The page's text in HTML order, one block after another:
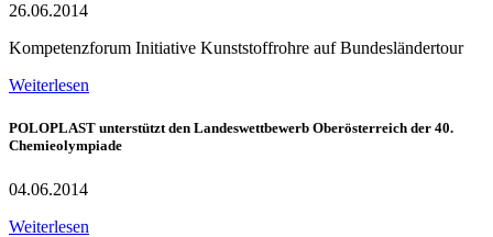
26.06.2014
Kompetenzforum Initiative Kunststoffrohre auf Bundesländertour
Weiterlesen
POLOPLAST unterstützt den Landeswettbewerb Oberösterreich der 40.
Chemieolympiade
04.06.2014
Weiterlesen